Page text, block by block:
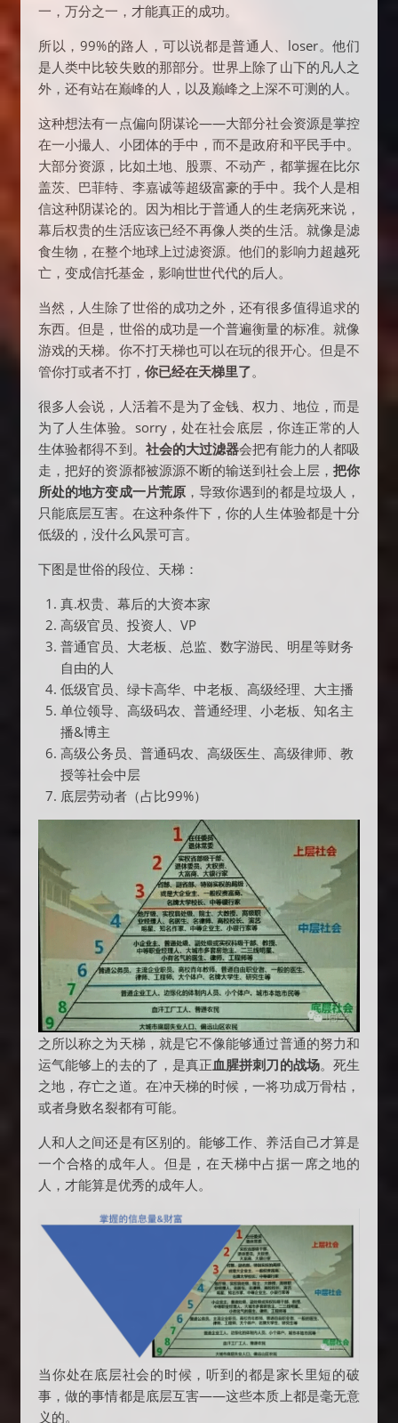
一，万分之一，才能真正的成功。
所以，99%的路人，可以说都是普通人、loser。他们
是人类中比较失败的那部分。世界上除了山下的凡人之
外，还有站在巅峰的人，以及巅峰之上深不可测的人。
这种想法有一点偏向阴谋论——大部分社会资源是掌控
在一小撮人、小团体的手中，而不是政府和平民手中。
大部分资源，比如土地、股票、不动产，都掌握在比尔
盖茨、巴菲特、李嘉诚等超级富豪的手中。我个人是相
信这种阴谋论的。因为相比于普通人的生老病死来说，
幕后权贵的生活应该已经不再像人类的生活。就像是滤
食生物，在整个地球上过滤资源。他们的影响力超越死
亡，变成信托基金，影响世世代代的后人。
当然，人生除了世俗的成功之外，还有很多值得追求的
东西。但是，世俗的成功是一个普遍衡量的标准。就像
游戏的天梯。你不打天梯也可以在玩的很开心。但是不
管你打或者不打， 你已经在天梯里了。
很多人会说，人活着不是为了金钱、权力、地位，而是
为了人生体验。sorry，处在社会底层，你连正常的人
生体验都得不到。 社会的大过滤器会把有能力的人都吸
走，把好的资源都被源源不断的输送到社会上层， 把你
所处的地方变成一片荒原，导致你遇到的都是垃圾人，
只能底层互害。在这种条件下，你的人生体验都是十分
低级的，没什么风景可言。
下图是世俗的段位、天梯：
真.权贵、幕后的大资本家
高级官员、投资人、VP
普通官员、大老板、总监、数字游民、明星等财务
自由的人
低级官员、绿卡高华、中老板、高级经理、大主播
单位领导、高级码农、普通经理、小老板、知名主
播&博主
高级公务员、普通码农、高级医生、高级律师、教
授等社会中层
底层劳动者（占比99%）
之所以称之为天梯，就是它不像能够通过普通的努力和
运气能够上的去的了，是真正血腥拼刺刀的战场。死生
之地，存亡之道。在冲天梯的时候，一将功成万骨枯，
或者身败名裂都有可能。
人和人之间还是有区别的。能够工作、养活自己才算是
一个合格的成年人。但是，在天梯中占据一席之地的
人，才能算是优秀的成年人。
当你处在底层社会的时候，听到的都是家长里短的破
事，做的事情都是底层互害——这些本质上都是毫无意
义的。